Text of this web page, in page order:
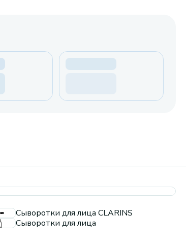
Сыворотки для лица CLARINS
Сыворотки для лица